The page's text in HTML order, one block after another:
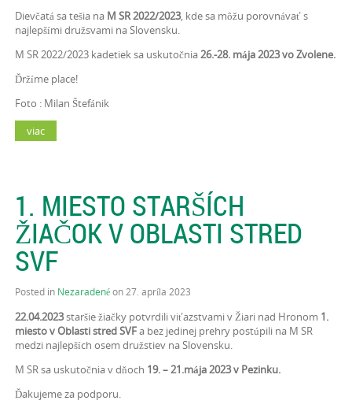
Dievčatá sa tešia na M SR 2022/2023, kde sa môžu porovnávať s
najlepšími družsvami na Slovensku.
M SR 2022/2023 kadetiek sa uskutočnia26.-28. mája 2023 vo Zvolene.
Ďržíme place!
Foto : Milan Štefánik
viac
1. MIESTO STARŠÍCH
ŽIAČOK V OBLASTI STRED
SVF
Posted in Nezaradenéon 27. apríla 2023
22.04.2023staršie žiačky potvrdili viťazstvami v Žiari nad Hronom 1.
miesto v Oblasti stred SVFa bez jedinej prehry postúpili na M SR
medzi najlepších osem družstiev na Slovensku.
M SR sa uskutočnia v dňoch 19. – 21.mája 2023 v Pezinku.
Ďakujeme za podporu.